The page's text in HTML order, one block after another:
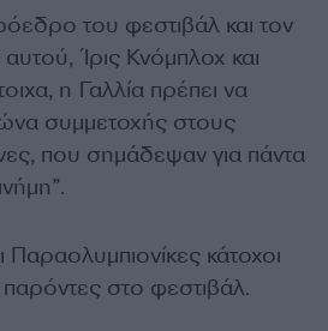
του φεστιβάλ και τον
΄Ιρις Κνόμπλοχ και
η Γαλλία πρέπει να
συμμετοχής στους
που σημάδεψαν για πάντα
Παραολυμπιονίκες κάτοχοι
παρόντες στο φεστιβάλ.